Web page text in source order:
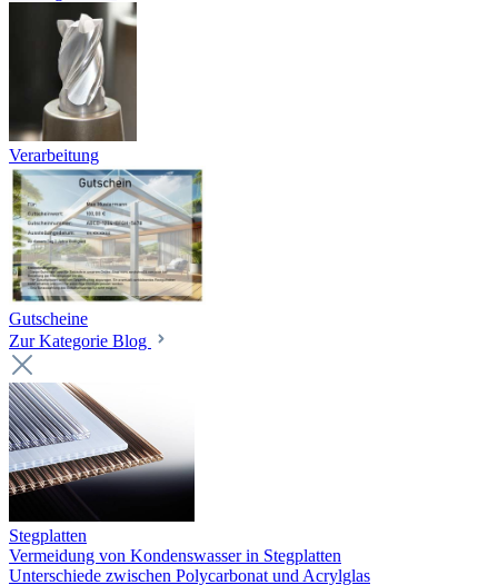
Verarbeitung
Gutscheine
Zur Kategorie Blog
Stegplatten
Vermeidung von Kondenswasser in Stegplatten
Unterschiede zwischen Polycarbonat und Acrylglas